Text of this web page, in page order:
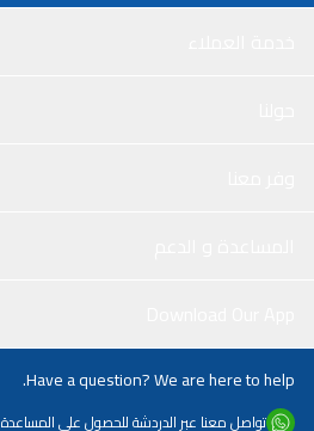
Have a question? We are here to help.
تواصل معنا عبر الدردشة للحصول على المساعدة